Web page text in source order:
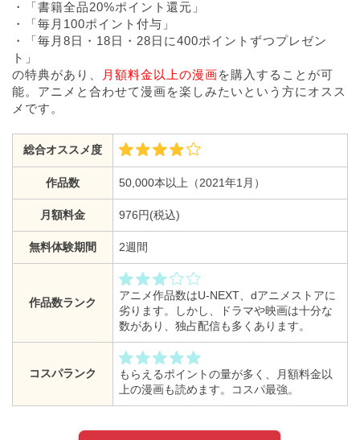
・「書籍全品20%ポイント還元」
・「毎月100ポイント付与」
・「毎月8日・18日・28日に400ポイントずつプレゼン
ト」
の特典があり、
月額料金以上の漫画を購入することが可
能。アニメと合わせて漫画を楽しみたいという方にオスス
メです。
総合オススメ度
作品数 50,000本以上（2021年1月）
月額料金 976円(税込)
無料体験期間 2週間
作品数ランク
アニメ作品数はU-NEXT、dアニメストアに
劣ります。しかし、ドラマや映画は十分な
数があり、独占配信も多くあります。
コスパランク
もらえるポイントの量が多く、月額料金以
上の漫画も読めます。コスパ最強。